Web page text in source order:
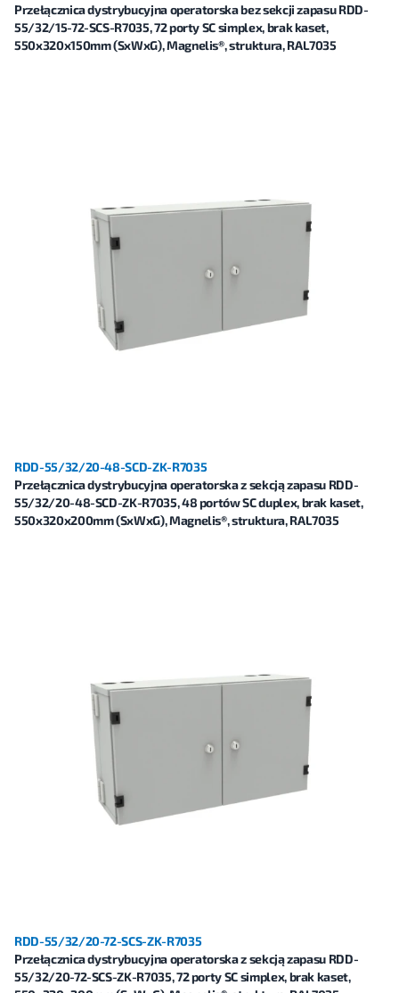
Przełącznica dystrybucyjna operatorska bez sekcji zapasu RDD-
55/32/15-72-SCS-R7035, 72 porty SC simplex, brak kaset,
550x320x150mm (SxWxG), Magnelis®, struktura, RAL7035
RDD-55/32/20-48-SCD-ZK-R7035
Przełącznica dystrybucyjna operatorska z sekcją zapasu RDD-
55/32/20-48-SCD-ZK-R7035, 48 portów SC duplex, brak kaset,
550x320x200mm (SxWxG), Magnelis®, struktura, RAL7035
RDD-55/32/20-72-SCS-ZK-R7035
Przełącznica dystrybucyjna operatorska z sekcją zapasu RDD-
55/32/20-72-SCS-ZK-R7035, 72 porty SC simplex, brak kaset,